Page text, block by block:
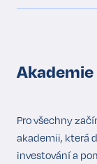
Akademie
Pro všechny
akademii, která
investování a